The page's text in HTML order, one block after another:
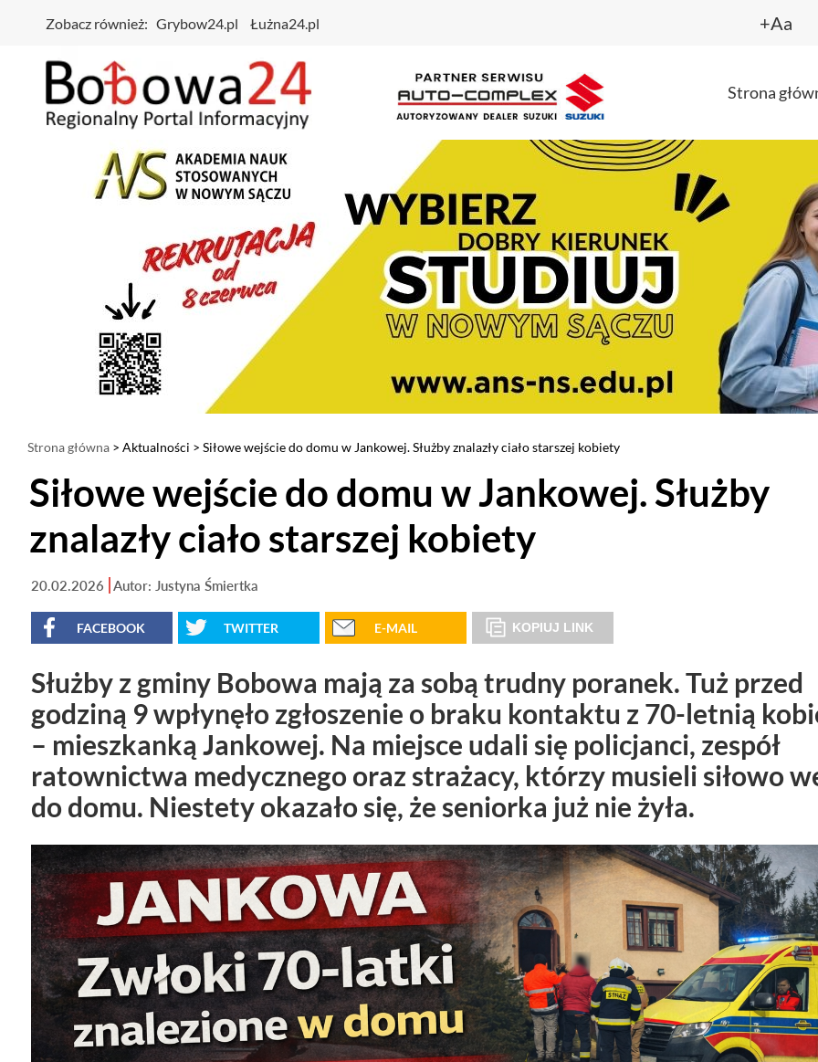
Zobacz również: Grybow24.pl Łużna24.pl +Aa
Strona
Strona główna > Aktualności > Siłowe wejście do domu w Jankowej. Służby znalazły ciało starszej kobiety
Siłowe wejście do domu w Jankowej. Służby
znalazły ciało starszej kobiety
20.02.2026 Autor: Justyna Śmiertka
FACEBOOK TWITTER E-MAIL KOPIUJ LINK
Służby z gminy Bobowa mają za sobą trudny poranek. Tuż przed
godziną 9 wpłynęło zgłoszenie o braku kontaktu z 70-letnią
– mieszkanką Jankowej. Na miejsce udali się policjanci, zespół
ratownictwa medycznego oraz strażacy, którzy musieli siłowo
do domu. Niestety okazało się, że seniorka już nie żyła.